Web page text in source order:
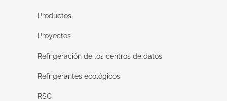
Productos
Proyectos
Refrigeración de los centros de datos
Refrigerantes ecológicos
RSC